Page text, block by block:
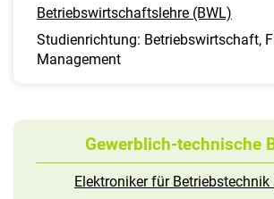
Betriebswirtschaftslehre (BWL)
Studienrichtung: Betriebswirtschaft,
Management
Gewerblich-technische
Elektroniker für